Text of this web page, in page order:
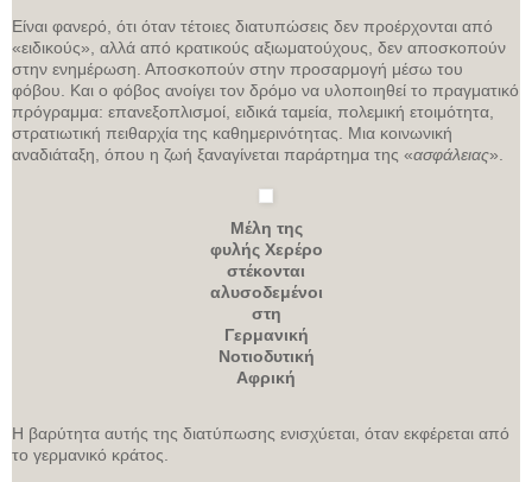
Είναι φανερό, ότι όταν τέτοιες διατυπώσεις δεν προέρχονται από
«ειδικούς», αλλά από κρατικούς αξιωματούχους, δεν αποσκοπούν
στην ενημέρωση. Αποσκοπούν στην προσαρμογή μέσω του
φόβου. Και ο φόβος ανοίγει τον δρόμο να υλοποιηθεί το πραγματικό
πρόγραμμα: επανεξοπλισμοί, ειδικά ταμεία, πολεμική ετοιμότητα,
στρατιωτική πειθαρχία της καθημερινότητας. Μια κοινωνική
αναδιάταξη, όπου η ζωή ξαναγίνεται παράρτημα της «ασφάλειας».
Μέλη της
φυλής Χερέρο
στέκονται
αλυσοδεμένοι
στη
Γερμανική
Νοτιοδυτική
Αφρική
Η βαρύτητα αυτής της διατύπωσης ενισχύεται, όταν εκφέρεται από
το γερμανικό κράτος.